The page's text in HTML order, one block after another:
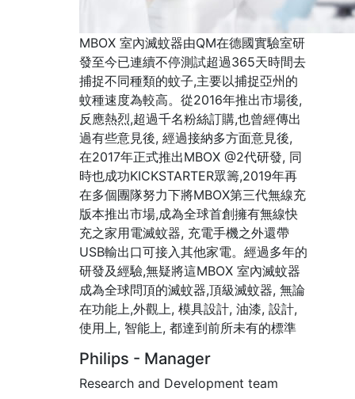
MBOX 室內滅蚊器由QM在德國實驗室研
發至今已連續不停測試超過365天時間去
捕捉不同種類的蚊子,主要以捕捉亞州的
蚊種速度為較高。從2016年推出市場後,
反應熱烈,超過千名粉絲訂購,也曾經傳出
過有些意見後, 經過接納多方面意見後,
在2017年正式推出MBOX @2代研發, 同
時也成功KICKSTARTER眾籌,2019年再
在多個團隊努力下將MBOX第三代無線充
版本推出市場,成為全球首創擁有無線快
充之家用電滅蚊器, 充電手機之外還帶
USB輸出口可接入其他家電。經過多年的
研發及經驗,無疑將這MBOX 室內滅蚊器
成為全球問頂的滅蚊器,頂級滅蚊器, 無論
在功能上,外觀上, 模具設計, 油漆, 設計,
使用上, 智能上, 都達到前所未有的標準
Philips - Manager
Research and Development team